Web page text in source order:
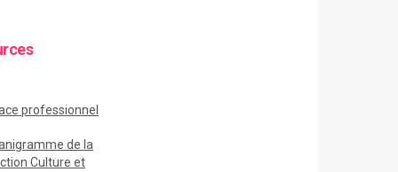
professionnel
de la
Culture et